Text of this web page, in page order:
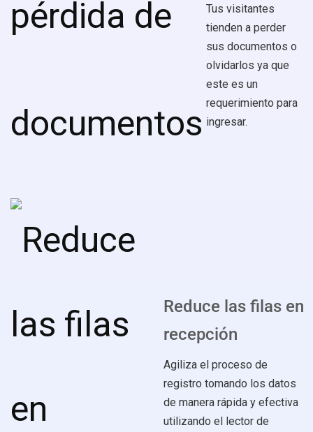
Tus visitantes
tienden a perder
sus documentos o
olvidarlos ya que
este es un
requerimiento para
ingresar.
Reduce las filas en
recepción
Agiliza el proceso de
registro tomando los datos
de manera rápida y efectiva
utilizando el lector de